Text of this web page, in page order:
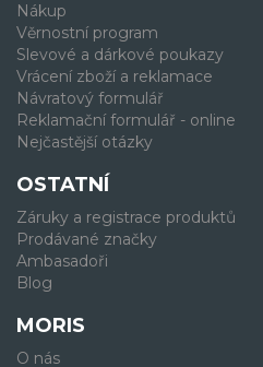
Nákup
Věrnostní program
Slevové a dárkové poukazy
Vrácení zboží a reklamace
Návratový formulář
Reklamační formulář - online
Nejčastější otázky
OSTATNÍ
Záruky a registrace produktů
Prodávané značky
Ambasadoři
Blog
MORIS
O nás